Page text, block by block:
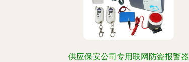
供应保安公司专用联网防盗报警器